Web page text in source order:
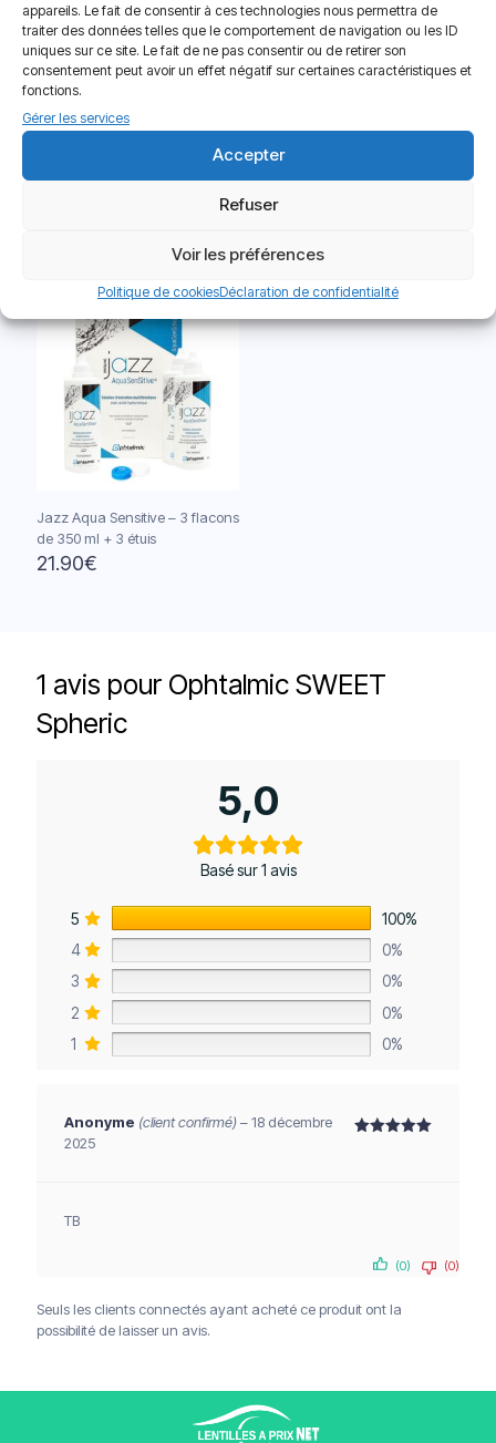
appareils. Le fait de consentir à ces technologies nous permettra de
traiter des données telles que le comportement de navigation ou les ID
uniques sur ce site. Le fait de ne pas consentir ou de retirer son
consentement peut avoir un effet négatif sur certaines caractéristiques et
fonctions.
Gérer les services
Accepter
Refuser
Voir les préférences
Politique de cookiesDéclaration de confidentialité
Biotrue – 3 flacons de 300 ml +
Sold out
de 300 ml + 3 étuis
Jazz Aqua Sensitive – 3 flacons
de 350 ml + 3 étuis
21.90€
1 avis pour Ophtalmic SWEET
Spheric
5,0
Basé sur 1 avis
5
100%
4
0%
3
0%
2
0%
1
0%
Anonyme (client confirmé)–18 décembre
2025
TB
(0) (0)
Seuls les clients connectés ayant acheté ce produit ont la
possibilité de laisser un avis.